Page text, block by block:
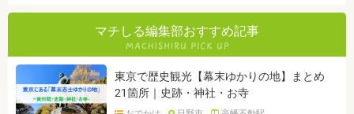
マチしる編集部おすすめ記事
東京で歴史観光【幕末ゆかりの地】まとめ
21箇所｜史跡・神社・お寺